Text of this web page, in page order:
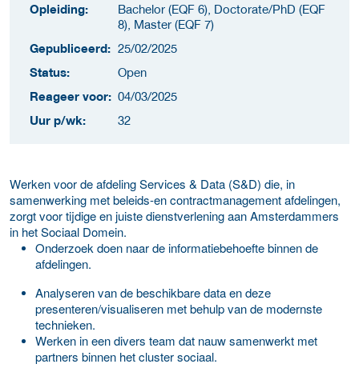
Opleiding:
Bachelor (EQF 6), Doctorate/PhD (EQF
8), Master (EQF 7)
Gepubliceerd: 25/02/2025
Status:
Open
Reageer voor: 04/03/2025
Uur p/wk:
32
Werken voor de afdeling Services & Data (S&D) die, in
samenwerking met beleids-en contractmanagement afdelingen,
zorgt voor tijdige en juiste dienstverlening aan Amsterdammers
in het Sociaal Domein.
Onderzoek doen naar de informatiebehoefte binnen de
afdelingen.
Analyseren van de beschikbare data en deze
presenteren/visualiseren met behulp van de modernste
technieken.
Werken in een divers team dat nauw samenwerkt met
partners binnen het cluster sociaal.